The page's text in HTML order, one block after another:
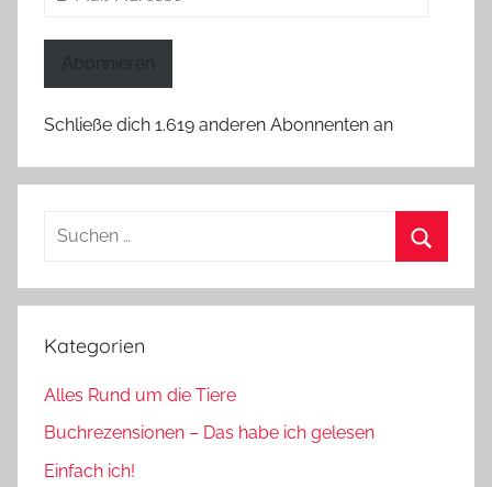
Abonnieren
Schließe dich 1.619 anderen Abonnenten an
Suchen
Kategorien
Alles Rund um die Tiere
Buchrezensionen – Das habe ich gelesen
Einfach ich!